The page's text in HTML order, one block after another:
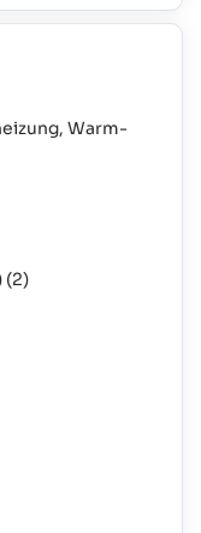
Warm-
(2)